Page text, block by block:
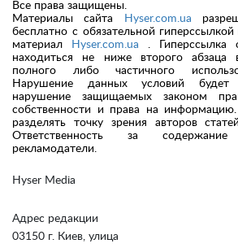
Hyser Media
Адрес редакции
03150 г. Киев, улица
Все права защищены.
Материалы сайта
Hyser.com.ua
бесплатно с обязательной
материал
Hyser.com.ua . Гиперссылка
находиться не ниже второго абзаца
полного либо частичного
Нарушение данных условий будет
нарушение защищаемых законом
собственности и права на
разделять точку зрения авторов
Ответственность за
рекламодатели.